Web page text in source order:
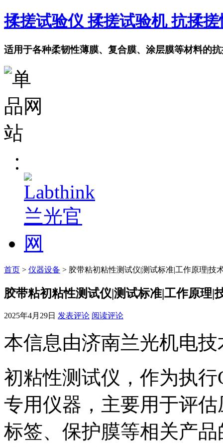
揉搓试验仪 揉搓试验机 抗揉
适用于各种柔韧性薄膜、复合膜、涂层膜等材料的
首页 > 仪器设备 > 胶带粘初粘性测试仪|测试标准|工作原理|技
胶带粘初粘性测试仪|测试标准|工作原理|
2025年4月29日 发表评论 阅读评论
本信息由济南兰光机电
初粘性测试仪，作为执
专用仪器，主要用于评
标签、保护膜等相关产